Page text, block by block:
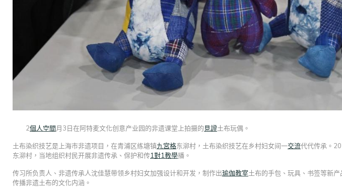
2個人空間月3日在阿特麦文化创意产业园的非遗课堂上拍摄的見證土布玩偶。
土布染织技艺是上海市非遗项目，在青浦区练塘镇九宮格东泖村，土布染织技艺在乡村妇女间一交流代代传承。
东泖村，当地组织村民开展非遗传承、保护和传1對1教學播。
传习所负责人、非遗传承人沈佳慧带领乡村妇女加强设计和开发，制作出瑜伽教室土布的手包、玩具、书签等新
传播非遗土布的文化内涵。